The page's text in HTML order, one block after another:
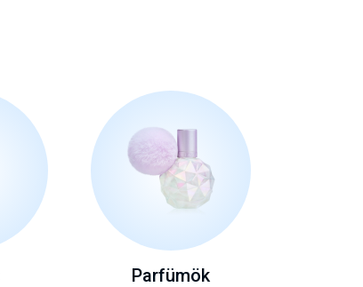
Parfümök